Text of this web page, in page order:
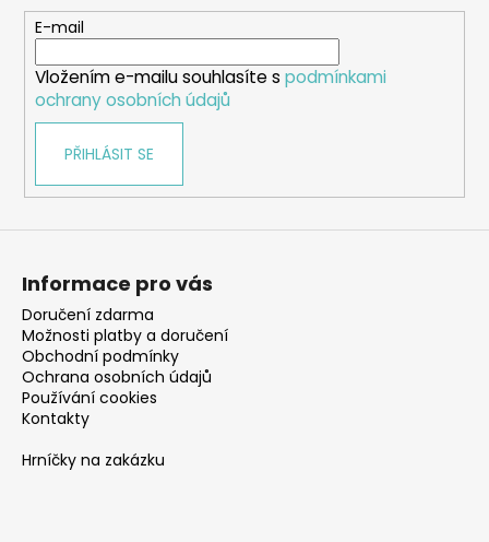
E-mail
Vložením e-mailu souhlasíte s podmínkami
ochrany osobních údajů
PŘIHLÁSIT SE
Informace pro vás
Doručení zdarma
Možnosti platby a doručení
Obchodní podmínky
Ochrana osobních údajů
Používání cookies
Kontakty
Hrníčky na zakázku